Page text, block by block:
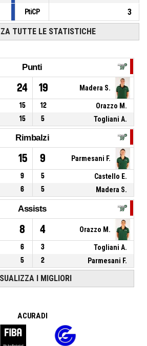
PtiCP 3
TUTTE LE STATISTICHE
Punti
24 19 Madera S.
15 12
Orazzo M.
15 5 Togliani A.
Rimbalzi
15 9 Parmesani F.
9 5
Castello E.
6 5 Madera S.
Assists
8 4 Orazzo M.
6 3
Togliani A.
5 2 Parmesani F.
I MIGLIORI
A CURA DI